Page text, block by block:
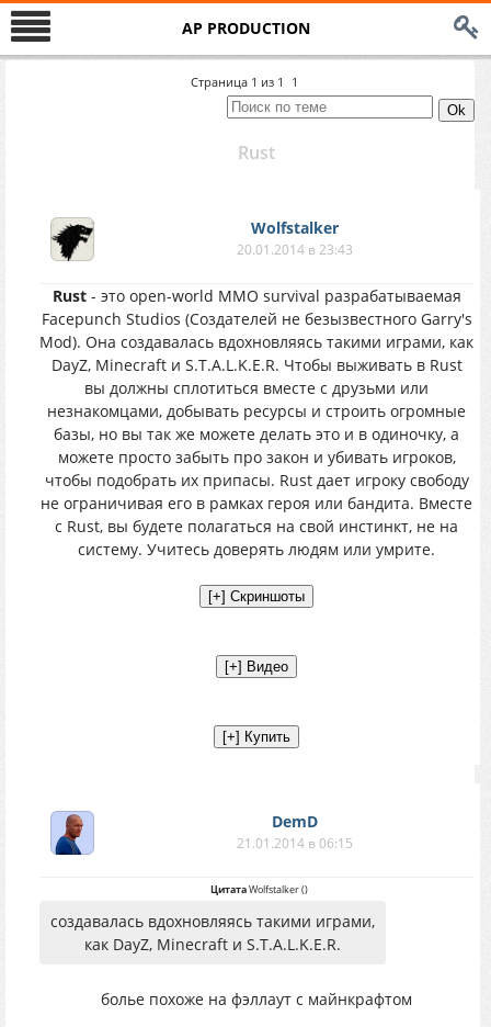
AP PRODUCTION
Страница 1 из 1 1
Rust
Wolfstalker
20.01.2014 в 23:43
Rust- это open-world MMO survival разрабатываемая
Facepunch Studios (Создателей не безызвестного Garry's
Mod). Она создавалась вдохновляясь такими играми, как
DayZ, Minecraft и S.T.A.L.K.E.R. Чтобы выживать в Rust
вы должны сплотиться вместе с друзьми или
незнакомцами, добывать ресурсы и строить огромные
базы, но вы так же можете делать это и в одиночку, а
можете просто забыть про закон и убивать игроков,
чтобы подобрать их припасы. Rust дает игроку свободу
не ограничивая его в рамках героя или бандита. Вместе
с Rust, вы будете полагаться на свой инстинкт, не на
систему. Учитесь доверять людям или умрите.
DemD
21.01.2014 в 06:15
ЦитатаWolfstalker()
создавалась вдохновляясь такими играми,
как DayZ, Minecraft и S.T.A.L.K.E.R.
болье похоже на фэллаут с майнкрафтом